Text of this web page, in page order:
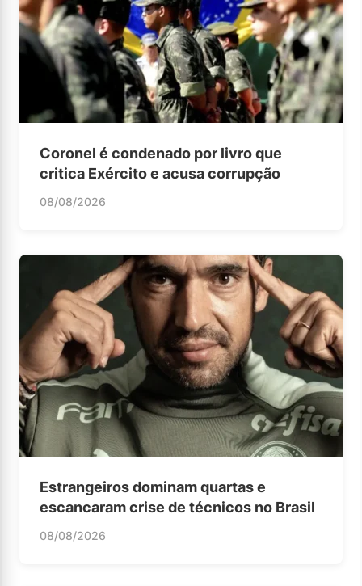
Coronel é condenado por livro que
critica Exército e acusa corrupção
08/08/2026
Estrangeiros dominam quartas e
escancaram crise de técnicos no Brasil
08/08/2026